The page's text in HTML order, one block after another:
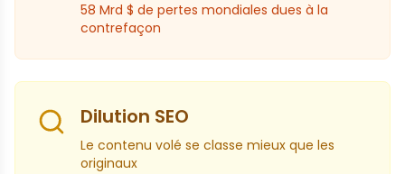
58 Mrd $ de pertes mondiales dues à la
contrefaçon
Dilution SEO
Le contenu volé se classe mieux que les
originaux